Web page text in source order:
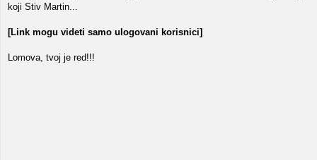
koji Stiv Martin...
[Link mogu videti samo ulogovani korisnici]
Lomova, tvoj je red!!!